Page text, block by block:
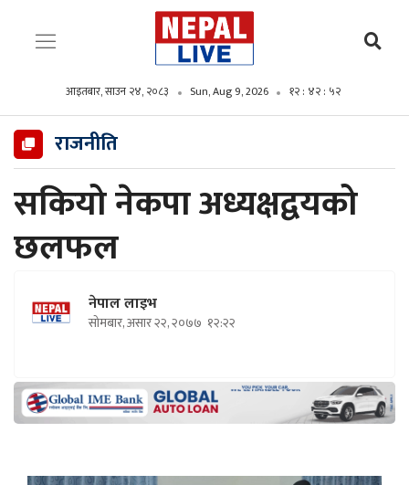
आइतबार, साउन २४, २०८३ Sun, Aug 9, 2026 १२ : ४२ : ५३
राजनीति
सकियो नेकपा अध्यक्षद्वयको
छलफल
नेपाल लाइभ
सोमबार, असार २२, २०७७ १२:२२